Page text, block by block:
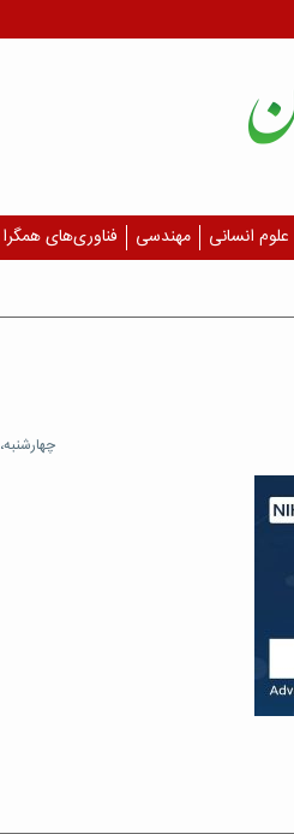
علوم انسانی مهندسی فناوری‌های همگرا
چهارشنبه، ۲۳ اردیبهشت، ۱۴۰۵ | 17:42